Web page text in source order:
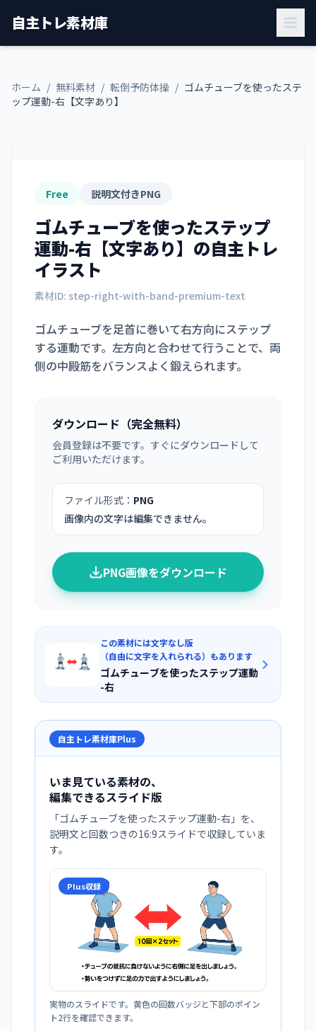
自主トレ素材庫
ホーム / 無料素材 / 転倒予防体操 / ゴムチューブを使ったステ
ップ運動-右【文字あり】
Free 説明文付きPNG
ゴムチューブを使ったステップ
運動-右【文字あり】 の自主トレ
イラスト
素材ID: step-right-with-band-premium-text
ゴムチューブを足首に巻いて右方向にステップ
する運動です。左方向と合わせて行うことで、両
側の中殿筋をバランスよく鍛えられます。
ダウンロード（完全無料）
会員登録は不要です。すぐにダウンロードして
ご利用いただけます。
ファイル形式： PNG
画像内の文字は編集できません。
PNG画像をダウンロード
この素材には文字なし版
（自由に文字を入れられる）もあります
ゴムチューブを使ったステップ運動
-右
自主トレ素材庫Plus
いま見ている素材の、
編集できるスライド版
「ゴムチューブを使ったステップ運動-右 」を、
説明文と回数つきの16:9スライドで収録していま
す。
Plus収録
実物のスライドです。黄色の回数バッジと下部のポイン
ト2行を確認できます。